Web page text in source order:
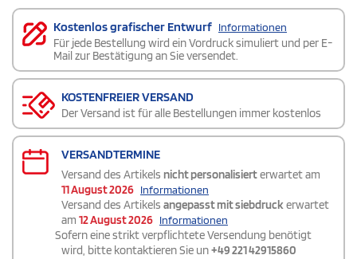
Kostenlos grafischer Entwurf Informationen
Für jede Bestellung wird ein Vordruck simuliert und per E-
Mail zur Bestätigung an Sie versendet.
KOSTENFREIER VERSAND
Der Versand ist für alle Bestellungen immer kostenlos
VERSANDTERMINE
Versand des Artikels nicht personalisierterwartet am
11 August 2026 Informationen
Versand des Artikels angepasst mit siebdruckerwartet
am 12 August 2026 Informationen
Sofern eine strikt verpflichtete Versendung benötigt
wird, bitte kontaktieren Sie un+49 221 42915860